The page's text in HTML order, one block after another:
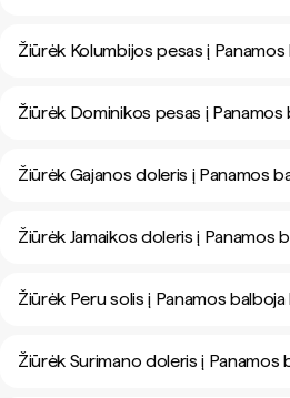
Žiūrėk Kolumbijos pesas į
Žiūrėk Dominikos pesas į Panamos
Žiūrėk Gajanos doleris į Panamos
Žiūrėk Jamaikos doleris į Panamos
Žiūrėk Peru solis į Panamos
Žiūrėk Surimano doleris į Panamos